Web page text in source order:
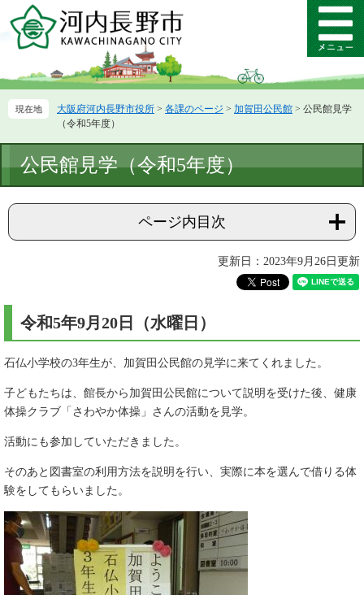
ー
先
ニ
を
て
メ
ニ
ー
大阪府河内長野市役所 > 各課のページ > 加賀田公民館 > 公民館見学
（令和5年度）
文
公民館見学（令和5年度）
ページ内目次
更新日：2023年9月26日更新
令和5年9月20日（水曜日）
石仏小学校の3年生が、加賀田公民館の見学に来てくれました。
子どもたちは、館長から加賀田公民館について説明を受けた後、健康
体操クラブ「さわやか体操」さんの活動を見学。
活動にも参加していただきました。
そのあと図書室の利用方法を説明を行い、実際に本を選んで借りる体
験をしてもらいました。